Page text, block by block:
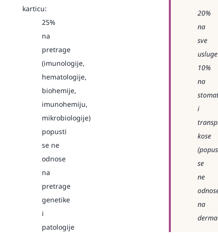
karticu:
25%
na
pretrage
(imunologije,
hematologije,
biohemije,
imunohemiju,
mikrobiologije)
popusti
se ne
odnose
na
pretrage
genetike
i
patologije
20%
na
sve
usluge
10%
na
i
kose
se
ne
na